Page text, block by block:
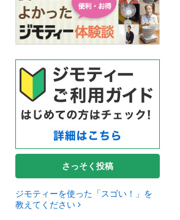
さっそく投稿
ジモティーを使った「スゴい！」を
教えてください